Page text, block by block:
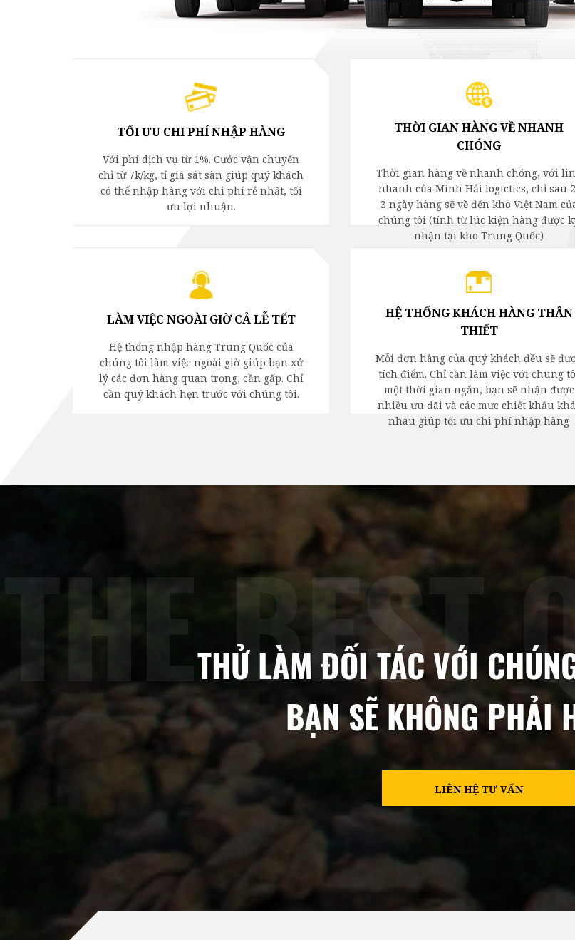
TỐI ƯU CHI PHÍ NHẬP HÀNG
Với phí dịch vụ từ 1%. Cước vận chuyển
chỉ từ 7k/kg, tỉ giá sát sàn giúp quý khách
có thể nhập hàng với chi phí rẻ nhất, tối
ưu lợi nhuận.
THỜI GIAN HÀNG VỀ NHANH
CHÓNG
Thời gian hàng về nhanh chóng, với
nhanh của Minh Hải logictics, chỉ sau
3 ngày hàng sẽ về đến kho Việt Nam
chúng tôi (tính từ lúc kiện hàng được
nhận tại kho Trung Quốc)
LÀM VIỆC NGOÀI GIỜ CẢ LỄ TẾT
Hệ thống nhập hàng Trung Quốc của
chúng tôi làm việc ngoài giờ giúp bạn xử
lý các đơn hàng quan trọng, cần gấp. Chỉ
cần quý khách hẹn trước với chúng tôi.
HỆ THỐNG KHÁCH HÀNG THÂN
THIẾT
Mỗi đơn hàng của quý khách đều sẽ
tích điểm. Chỉ cần làm việc với chung
một thời gian ngắn, bạn sẽ nhận được
nhiều ưu đãi và các mưc chiết khấu
nhau giúp tối ưu chi phí nhập hàng
THỬ LÀM ĐỐI TÁC VỚI
BẠN SẼ KHÔNG PHẢI
LIÊN HỆ TƯ VẤN